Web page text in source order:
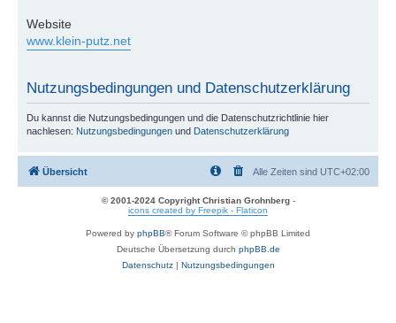
Website
www.klein-putz.net
Nutzungsbedingungen und Datenschutzerklärung
Du kannst die Nutzungsbedingungen und die Datenschutzrichtlinie hier
nachlesen: Nutzungsbedingungen und Datenschutzerklärung
Übersicht Alle Zeiten sind UTC+02:00
© 2001-2024 Copyright Christian Grohnberg-
icons created by Freepik - Flaticon
Powered by phpBB® Forum Software © phpBB Limited
Deutsche Übersetzung durch phpBB.de
Datenschutz| Nutzungsbedingungen